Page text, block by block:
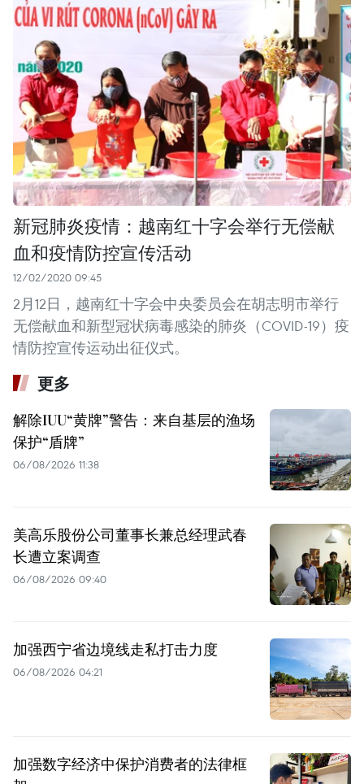
新冠肺炎疫情：越南红十字会举行无偿献
血和疫情防控宣传活动
12/02/2020 09:45
2月12日，越南红十字会中央委员会在胡志明市举行
无偿献血和新型冠状病毒感染的肺炎（COVID-19）疫
情防控宣传运动出征仪式。
更多
解除IUU“黄牌”警告：来自基层的渔场
保护“盾牌”
06/08/2026 11:38
美高乐股份公司董事长兼总经理武春
长遭立案调查
06/08/2026 09:40
加强西宁省边境线走私打击力度
06/08/2026 04:21
加强数字经济中保护消费者的法律框